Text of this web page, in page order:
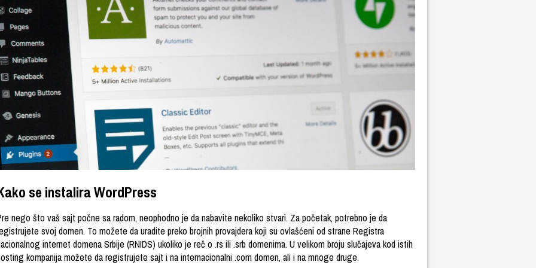
se instalira WordPress
nego što vaš sajt počne sa radom, neophodno je da nabavite nekoliko stvari. Za početak, potrebno je da
svoj domen. To možete da uradite preko brojnih provajdera koji su ovlašćeni od strane Registra
internet domena Srbije (RNIDS) ukoliko je reč o .rs ili .srb domenima. U velikom broju slučajeva kod istih
kompanija možete da registrujete sajt i na internacionalni .com domen, ali i na mnoge druge.